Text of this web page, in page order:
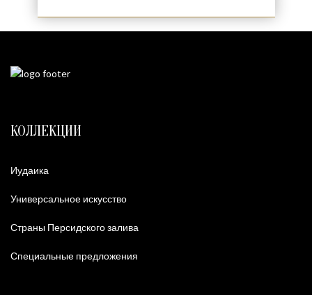
КОЛЛЕКЦИИ
Иудаика
Универсальное искусство
Страны Персидского залива
Специальные предложения